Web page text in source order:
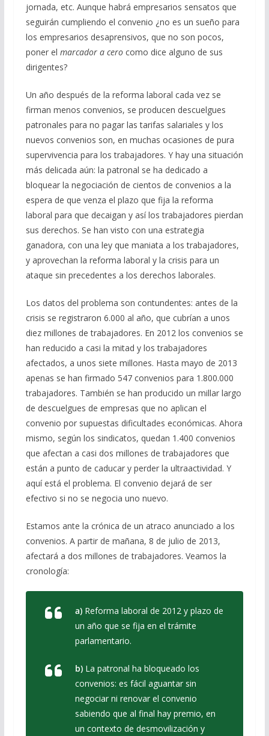
jornada, etc. Aunque habrá empresarios sensatos que
seguirán cumpliendo el convenio ¿no es un sueño para
los empresarios desaprensivos, que no son pocos,
poner el marcador a cerocomo dice alguno de sus
dirigentes?
Un año después de la reforma laboral cada vez se
firman menos convenios, se producen descuelgues
patronales para no pagar las tarifas salariales y los
nuevos convenios son, en muchas ocasiones de pura
supervivencia para los trabajadores. Y hay una situación
más delicada aún: la patronal se ha dedicado a
bloquear la negociación de cientos de convenios a la
espera de que venza el plazo que fija la reforma
laboral para que decaigan y así los trabajadores pierdan
sus derechos. Se han visto con una estrategia
ganadora, con una ley que maniata a los trabajadores,
y aprovechan la reforma laboral y la crisis para un
ataque sin precedentes a los derechos laborales.
Los datos del problema son contundentes: antes de la
crisis se registraron 6.000 al año, que cubrían a unos
diez millones de trabajadores. En 2012 los convenios se
han reducido a casi la mitad y los trabajadores
afectados, a unos siete millones. Hasta mayo de 2013
apenas se han firmado 547 convenios para 1.800.000
trabajadores. También se han producido un millar largo
de descuelgues de empresas que no aplican el
convenio por supuestas dificultades económicas. Ahora
mismo, según los sindicatos, quedan 1.400 convenios
que afectan a casi dos millones de trabajadores que
están a punto de caducar y perder la ultraactividad. Y
aquí está el problema. El convenio dejará de ser
efectivo si no se negocia uno nuevo.
Estamos ante la crónica de un atraco anunciado a los
convenios. A partir de mañana, 8 de julio de 2013,
afectará a dos millones de trabajadores. Veamos la
cronología:
a)Reforma laboral de 2012 y plazo de
un año que se fija en el trámite
parlamentario.
b)La patronal ha bloqueado los
convenios: es fácil aguantar sin
negociar ni renovar el convenio
sabiendo que al final hay premio, en
un contexto de desmovilización y